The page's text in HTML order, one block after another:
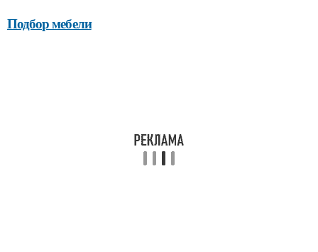
Подбор мебели